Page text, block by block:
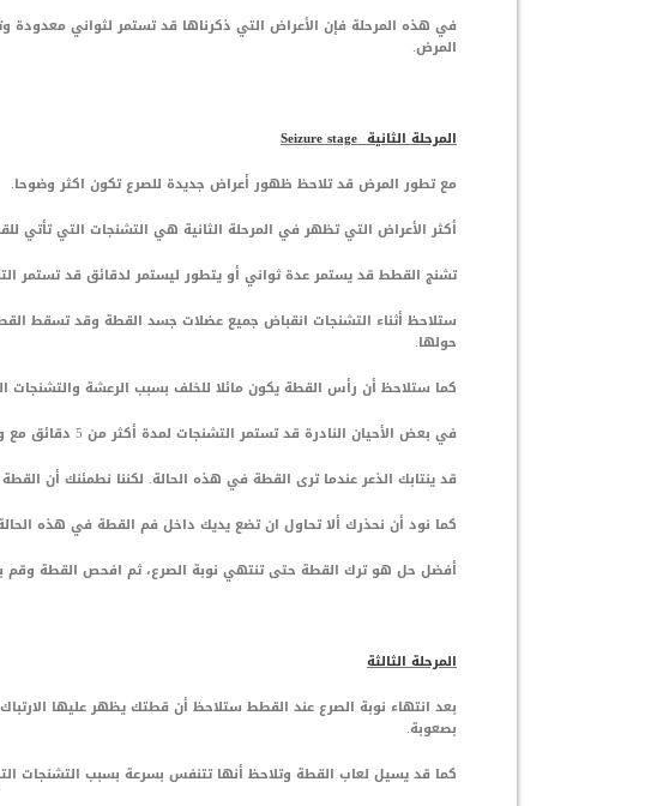
في هذه المرحلة فإن الأعراض التي ذكرناها قد تستمر لثواني
المرض.
المرحلة الثانية Seizure stage
مع تطور المرض قد تلاحظ ظهور أعراض جديدة للصرع تكون اكثر وضوحا.
أكثر الأعراض التي تظهر في المرحلة الثانية هي التشنجات التي تأتي
تشنج القطط قد يستمر عدة ثواني أو يتطور ليستمر لدقائق قد تستمر
ستلاحظ أثناء التشنجات انقباض جميع عضلات جسد القطة وقد تسقط
حولها.
كما ستلاحظ أن رأس القطة يكون مائلا للخلف بسبب الرعشة والتشنجات
في بعض الأحيان النادرة قد تستمر التشنجات لمدة أكثر من 5 دقائق مع وجود اعراض التبول اللإرادي أو التبرز اللإرادي.
قد ينتابك الذعر عندما ترى القطة في هذه الحالة. لكننا نطمئنك أن القطة
كما نود أن نحذرك ألا تحاول ان تضع يديك داخل فم القطة في هذه
أفضل حل هو ترك القطة حتى تنتهي نوبة الصرع، ثم افحص القطة وقم
المرحلة الثالثة
بعد انتهاء نوبة الصرع عند القطط ستلاحظ أن قطتك يظهر عليها
بصعوبة.
كما قد يسيل لعاب القطة وتلاحظ أنها تتنفس بسرعة بسبب التشنجات